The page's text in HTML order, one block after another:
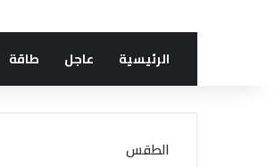
الرئيسية عاجل طاقة
الطقس